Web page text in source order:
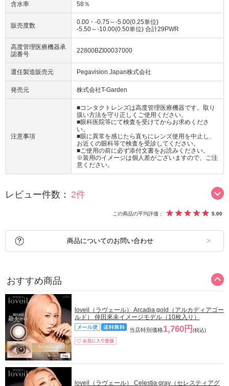
含水率 58％
販売度数
0.00・-0.75～-5.00(0.25単位)
-5.50～-10.00(0.50単位) 合計29PWR
高度管理医療機器承
認番号
22800BZI00037000
選任製造販売元 Pegavision Japan株式会社
発売元 株式会社T-Garden
注意事項
■コンタクトレンズは高度管理医療機器です。取り
扱い方法を守り正しくご使用ください。
■眼科医院等にて検査を受けてからお求めくださ
い。
■眼に異常を感じたら直ちにレンズ使用を中止し、
お近くの眼科等で検査を受診してください。
■ご使用の前に必ず添付文書をお読みください。
※装用のイメージは個人差がございますので、ご注
意ください。
レビュー件数： 2件
この商品の平均評価： 5.00
商品についてのお問い合わせ
おすすめ商品
loveil（ラヴェール） Arcadia gold（アルカディアゴー
ルド） 倖田來未イメージモデル（10枚入り）
当店特別価格1,760円 (税込)
loveil（ラヴェール） Celestia gray（セレスティアグ